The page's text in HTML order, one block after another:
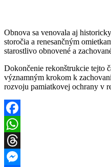
Obnova sa venovala aj
storočia a renesančným
starostlivo obnovené a
Dokončenie rekonštrukcie tejto
významným krokom k
rozvoju pamiatkovej ochrany v
Facebook
WhatsApp
Threads